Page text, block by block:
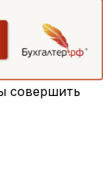
совершить